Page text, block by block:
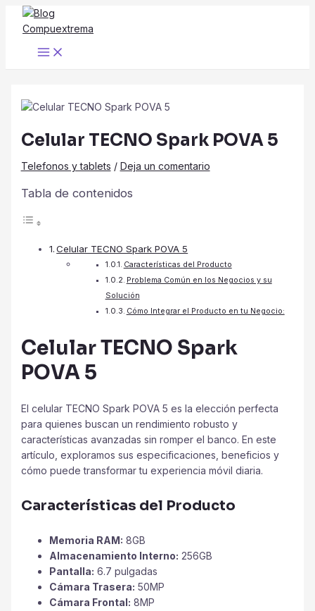
Main
Menu
Celular TECNO Spark POVA 5
Telefonos y tablets / Deja un comentario
Tabla de contenidos
Celular TECNO Spark POVA 5
Características del Producto
Problema Común en los Negocios y su
Solución
Cómo Integrar el Producto en tu Negocio:
Celular TECNO Spark
POVA 5
El celular TECNO Spark POVA 5 es la elección perfecta
para quienes buscan un rendimiento robusto y
características avanzadas sin romper el banco. En este
artículo, exploramos sus especificaciones, beneficios y
cómo puede transformar tu experiencia móvil diaria.
Características del Producto
Memoria RAM: 8GB
Almacenamiento Interno: 256GB
Pantalla: 6.7 pulgadas
Cámara Trasera: 50MP
Cámara Frontal: 8MP